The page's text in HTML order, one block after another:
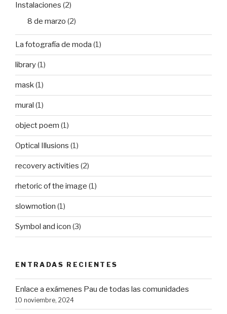
Instalaciones (2)
8 de marzo (2)
La fotografía de moda (1)
library(1)
mask(1)
mural (1)
object poem (1)
Optical Illusions (1)
recovery activities (2)
rhetoric of the image (1)
slowmotion (1)
Symbol and icon (3)
ENTRADAS RECIENTES
Enlace a exámenes Pau de todas las comunidades
10 noviembre, 2024